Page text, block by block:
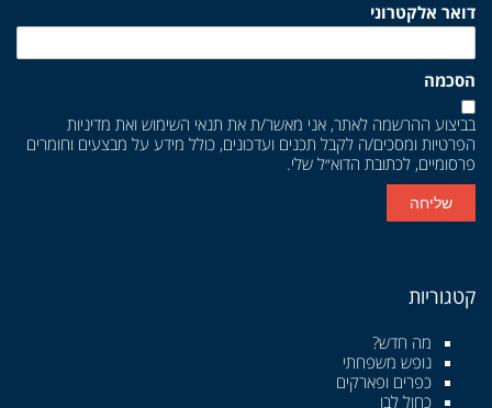
דואר אלקטרוני
הסכמה
בביצוע ההרשמה לאתר, אני מאשר/ת את תנאי השימוש ואת מדיניות
הפרטיות ומסכים/ה לקבל תכנים ועדכונים, כולל מידע על מבצעים וחומרים
פרסומיים, לכתובת הדוא״ל שלי.
שליחה
קטגוריות
מה חדש?
נופש משפחתי
כפרים ופארקים
כחול לבן